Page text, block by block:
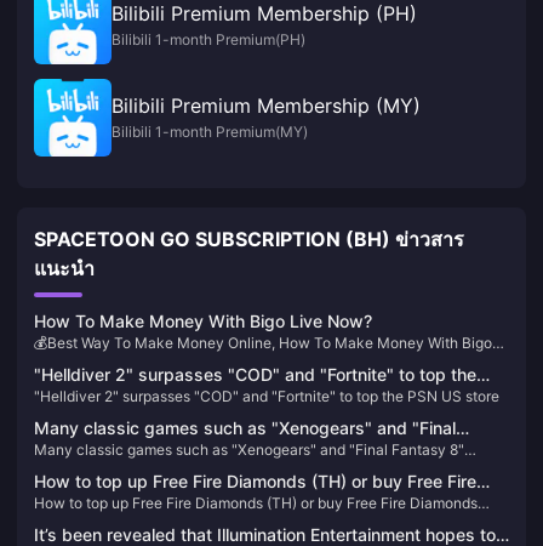
Bilibili Premium Membership (PH)
Bilibili 1-month Premium(PH)
Bilibili Premium Membership (MY)
Bilibili 1-month Premium(MY)
SPACETOON GO SUBSCRIPTION (BH) ข่าวสาร
แนะนำ
How To Make Money With Bigo Live Now?
💰Best Way To Make Money Online, How To Make Money With Bigo
"Helldiver 2" surpasses "COD" and "Fortnite" to top the
PSN US store
"Helldiver 2" surpasses "COD" and "Fortnite" to top the PSN US store
Many classic games such as "Xenogears" and "Final
Fantasy 8" celebrate their anniversaries
Many classic games such as "Xenogears" and "Final Fantasy 8"
How to top up Free Fire Diamonds (TH) or buy Free Fire
Diamonds (TH)
How to top up Free Fire Diamonds (TH) or buy Free Fire Diamonds
It’s been revealed that Illumination Entertainment hopes to